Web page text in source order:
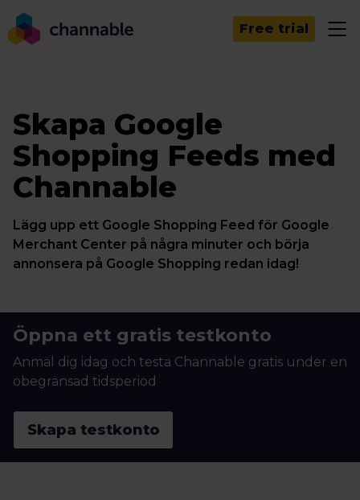
Free trial
Skapa Google
Shopping Feeds med
Channable
Lägg upp ett Google Shopping Feed för Google
Merchant Center på några minuter och börja
annonsera på Google Shopping redan idag!
Öppna ett gratis testkonto
Anmäl dig idag och testa Channable gratis under en
obegränsad tidsperiod
Skapa testkonto